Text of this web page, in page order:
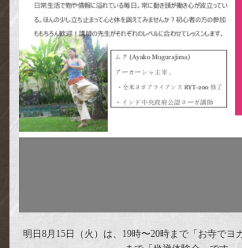
明日8月15日（火）は、19時〜20時まで「お寺でヨ